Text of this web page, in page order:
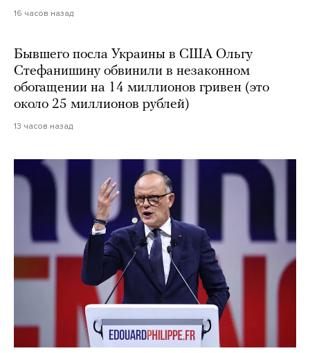
16 часов назад
Бывшего посла Украины в США Ольгу
Стефанишину обвинили в незаконном
обогащении на 14 миллионов гривен (это
около 25 миллионов рублей)
13 часов назад